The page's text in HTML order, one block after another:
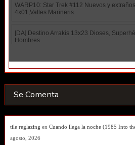
Se Comenta
tile reglazing en Cuando llega la noche (1985 Into
agosto, 2026